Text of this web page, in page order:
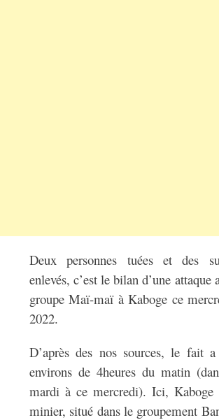
Deux personnes tuées et des
enlevés, c’est le bilan d’une attaque
groupe Maï-maï à Kaboge ce
2022.
D’après des nos sources, le fait
environs de 4heures du matin
mardi à ce mercredi). Ici, Kaboge
minier, situé dans le groupement